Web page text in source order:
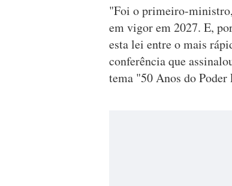
"Foi o primeiro-
em vigor em 2027. E,
esta lei entre o mais
conferência que
tema "50 Anos do